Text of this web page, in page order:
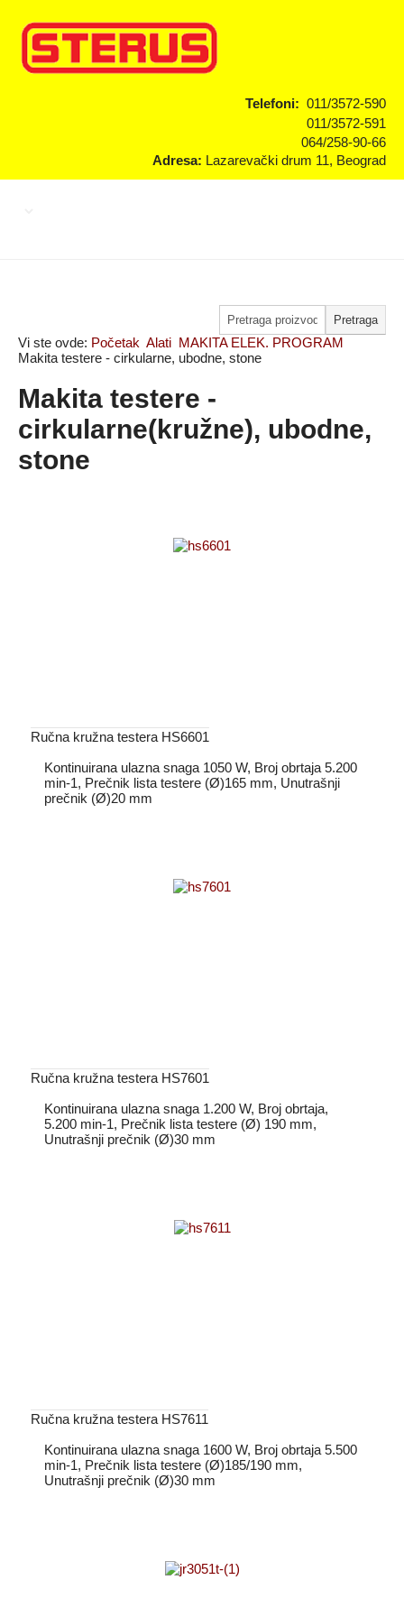
Telefoni: 011/3572-590
011/3572-591
064/258-90-66
Adresa: Lazarevački drum 11, Beograd
Vi ste ovde: Početak Alati MAKITA ELEK. PROGRAM
Makita testere - cirkularne, ubodne, stone
Makita testere -
cirkularne(kružne), ubodne,
stone
Ručna kružna testera HS6601
Kontinuirana ulazna snaga 1050 W, Broj obrtaja 5.200
min-1, Prečnik lista testere (Ø)165 mm, Unutrašnji
prečnik (Ø)20 mm
Ručna kružna testera HS7601
Kontinuirana ulazna snaga 1.200 W, Broj obrtaja,
5.200 min-1, Prečnik lista testere (Ø) 190 mm,
Unutrašnji prečnik (Ø)30 mm
Ručna kružna testera HS7611
Kontinuirana ulazna snaga 1600 W, Broj obrtaja 5.500
min-1, Prečnik lista testere (Ø)185/190 mm,
Unutrašnji prečnik (Ø)30 mm